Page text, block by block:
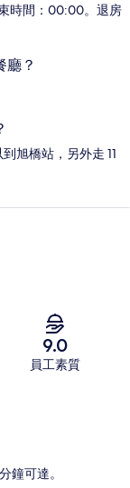
時間：00:00。退房
廳？
旭橋站，另外走 11
9.0
員工素質
鐘可達。